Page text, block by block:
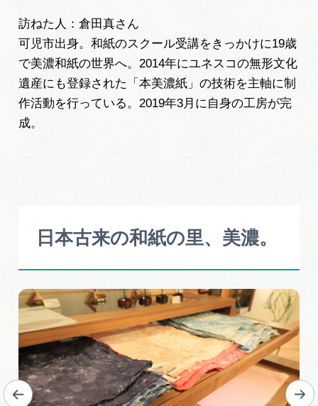
岐阜県アウトドア観光キャンペーン
岐阜県まるごと観光エリアガイド
岐阜県観光データベース
お問い合わせ
運営組織
広告掲載
サイトポリシー
訪ねた人：倉田真さん
可児市出身。和紙のスクール受講をきっかけに19歳
で美濃和紙の世界へ。2014年にユネスコの無形文化
遺産にも登録された「本美濃紙」の技術を主軸に制
作活動を行っている。2019年3月に自身の工房が完
成。
日本古来の和紙の里、美濃。